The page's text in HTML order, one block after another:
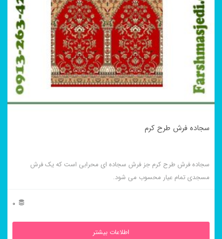
سجاده فرش طرح کرم
سجاده فرش طرح کرم جز فرش سجاده ای محرابی است که یک فرش
مسجدی تمام عیار محسوب می شود.
0
اطلاعات بیشتر